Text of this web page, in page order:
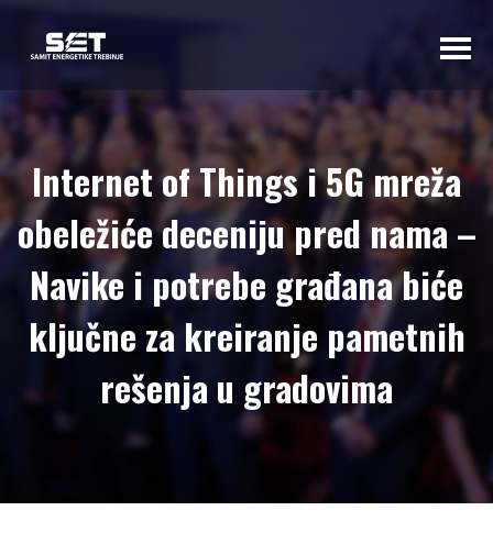
O NAMA
UVODNA RIJEČ
ORGANIZATORA
PROGRAMSKI
ODBOR
OSNOVNI
PODACI
SAMIT 2023
SAMIT 2022
SAMIT 2021
Internet of Things i 5G mreža
obeležiće deceniju pred nama –
Navike i potrebe građana biće
ključne za kreiranje pametnih
rešenja u gradovima